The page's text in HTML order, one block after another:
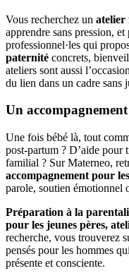
Vous recherchez un atelier
apprendre sans pression,
professionnel·les qui
paternité concrets,
ateliers sont aussi
du lien dans un cadre sans
Un
Une fois bébé là, tout
post-partum ? D’aide pour
familial ? Sur Materneo,
accompagnement pour
parole, soutien émotionnel
Préparation à la
pour les jeunes pères,
recherche, vous trouverez
pensés pour les hommes
présente et consciente.